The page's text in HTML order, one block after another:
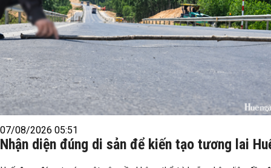
07/08/2026 05:51
Nhận diện đúng di sản để kiến tạo tương lai